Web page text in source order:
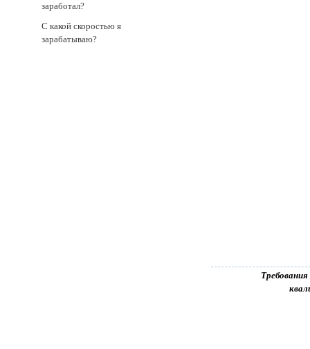
заработал?
С какой скоростью я
зарабатываю?